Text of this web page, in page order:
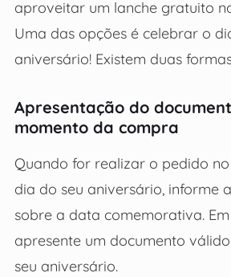
aproveitar um lanche gratuito
Uma das opções é celebrar o
aniversário! Existem duas
Apresentação do
momento da compra
Quando for realizar o pedido no
dia do seu aniversário, informe
sobre a data comemorativa. Em
apresente um documento
seu aniversário.